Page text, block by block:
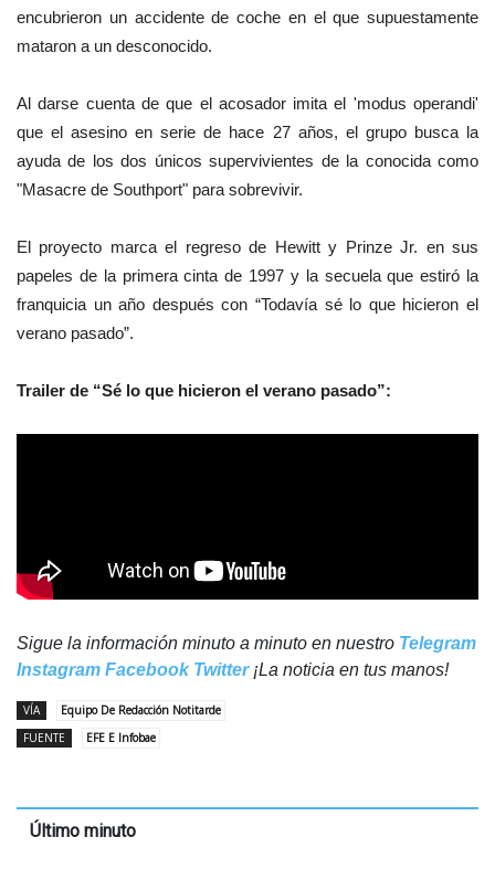
encubrieron un accidente de coche en el que supuestamente
mataron a un desconocido.
Al darse cuenta de que el acosador imita el 'modus operandi'
que el asesino en serie de hace 27 años, el grupo busca la
ayuda de los dos únicos supervivientes de la conocida como
"Masacre de Southport" para sobrevivir.
El proyecto marca el regreso de Hewitt y Prinze Jr. en sus
papeles de la primera cinta de 1997 y la secuela que estiró la
franquicia un año después con “Todavía sé lo que hicieron el
verano pasado”.
Trailer de “Sé lo que hicieron el verano pasado”:
Sigue la información minuto a minuto en nuestro Telegram
Instagram Facebook Twitter¡La noticia en tus manos!
VÍA
Equipo De Redacción Notitarde
FUENTE
EFE E Infobae
Último minuto